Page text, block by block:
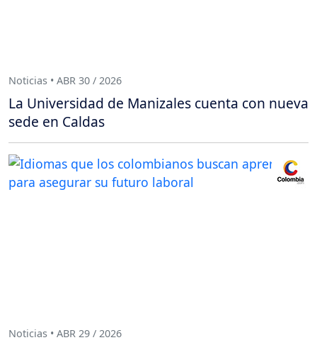
Noticias • ABR 30 / 2026
La Universidad de Manizales cuenta con nueva
sede en Caldas
Noticias • ABR 29 / 2026